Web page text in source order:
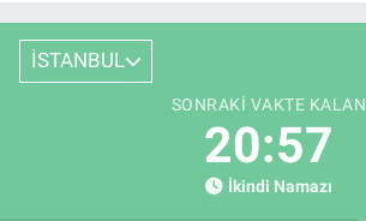
İSTANBUL
SONRAKI VAKTE KALAN
20:56
İkindi Namazı